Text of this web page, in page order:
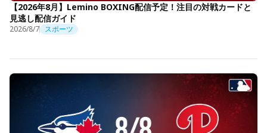
【2026年8月】Lemino BOXING配信予定！注目の対戦カードと
見逃し配信ガイド
2026/8/7 スポーツ